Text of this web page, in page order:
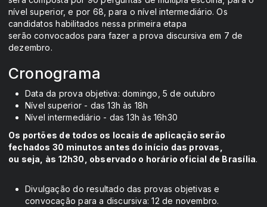
nível superior, e por 68, para o nível intermediário. Os
candidatos habilitados nessa primeira etapa
serão convocados para fazer a prova discursiva em 7 de
dezembro.
Cronograma
Data da prova objetiva: domingo, 5 de outubro
Nível superior - das 13h às 18h
Nível intermediário - das 13h às 16h30
Os portões de todos os locais de aplicação serão
fechados 30 minutos antes do início das provas,
ou seja, às 12h30, observado o horário oficial de Brasília.
Divulgação do resultado das provas objetivas e
convocação para a discursiva: 12 de novembro.